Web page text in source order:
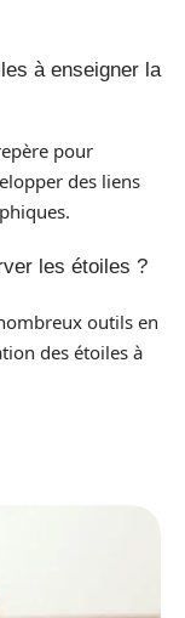
à enseigner la
pour
des liens
les étoiles ?
outils en
des étoiles à